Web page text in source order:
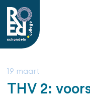
19 maart
THV 2: